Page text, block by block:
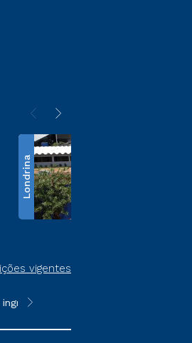
Londrina
vigentes
exceto na prova on-line ou
**Semipresencial é um formato do